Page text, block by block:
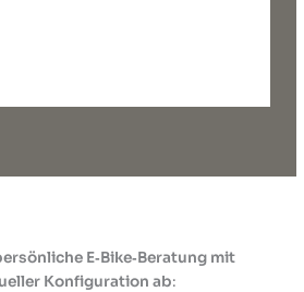
E‑Bike‑Beratung mit
Konfiguration ab: